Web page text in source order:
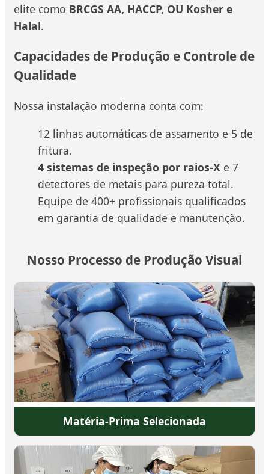
elite como BRCGS AA, HACCP, OU Kosher e
Halal.
Capacidades de Produção e Controle de
Qualidade
Nossa instalação moderna conta com:
12 linhas automáticas de assamento e 5 de
fritura.
4 sistemas de inspeção por raios-X e 7
detectores de metais para pureza total.
Equipe de 400+ profissionais qualificados
em garantia de qualidade e manutenção.
Nosso Processo de Produção Visual
Matéria-Prima Selecionada